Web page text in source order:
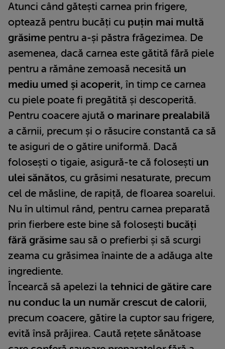
Atunci când gătești carnea prin frigere,
optează pentru bucăți cu puțin mai multă
grăsime pentru a-și păstra frăgezimea. De
asemenea, dacă carnea este gătită fără piele
pentru a rămâne zemoasă necesită un
mediu umed și acoperit, în timp ce carnea
cu piele poate fi pregătită și descoperită.
Pentru coacere ajută o marinare prealabilă
a cărnii, precum și o răsucire constantă ca să
te asiguri de o gătire uniformă. Dacă
folosești o tigaie, asigură-te că folosești un
ulei sănătos, cu grăsimi nesaturate, precum
cel de măsline, de rapiță, de floarea soarelui.
Nu în ultimul rând, pentru carnea preparată
prin fierbere este bine să folosești bucăți
fără grăsime sau să o prefierbi și să scurgi
zeama cu grăsimea înainte de a adăuga alte
ingrediente.
Încearcă să apelezi la tehnici de gătire care
nu conduc la un număr crescut de calorii,
precum coacere, gătire la cuptor sau frigere,
evită însă prăjirea. Caută rețete sănătoase